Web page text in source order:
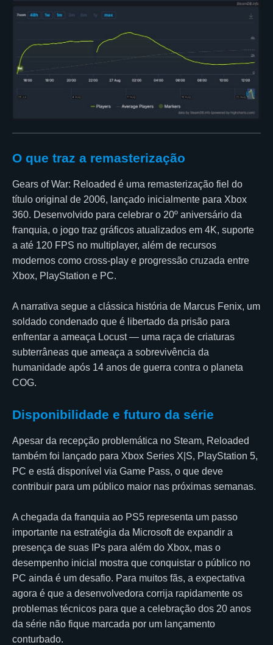
O que traz a remasterização
Gears of War: Reloaded é uma remasterização fiel do
título original de 2006, lançado inicialmente para Xbox
360. Desenvolvido para celebrar o 20º aniversário da
franquia, o jogo traz gráficos atualizados em 4K, suporte
a até 120 FPS no multiplayer, além de recursos
modernos como cross-play e progressão cruzada entre
Xbox, PlayStation e PC.
A narrativa segue a clássica história de Marcus Fenix, um
soldado condenado que é libertado da prisão para
enfrentar a ameaça Locust — uma raça de criaturas
subterrâneas que ameaça a sobrevivência da
humanidade após 14 anos de guerra contra o planeta
COG.
Disponibilidade e futuro da série
Apesar da recepção problemática no Steam, Reloaded
também foi lançado para Xbox Series X|S, PlayStation 5,
PC e está disponível via Game Pass, o que deve
contribuir para um público maior nas próximas semanas.
A chegada da franquia ao PS5 representa um passo
importante na estratégia da Microsoft de expandir a
presença de suas IPs para além do Xbox, mas o
desempenho inicial mostra que conquistar o público no
PC ainda é um desafio. Para muitos fãs, a expectativa
agora é que a desenvolvedora corrija rapidamente os
problemas técnicos para que a celebração dos 20 anos
da série não fique marcada por um lançamento
conturbado.